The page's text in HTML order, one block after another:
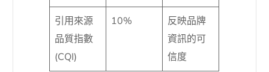
引用來源
品質指數
(CQI)
10%
反映品牌
資訊的可
信度